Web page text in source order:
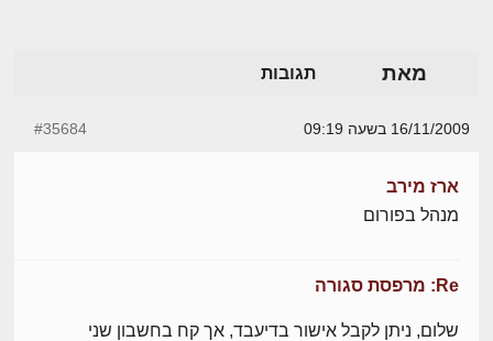
מאת תגובות
16/11/2009 בשעה 09:19 #35684
ארז מירב
מנהל בפורום
Re: מרפסת סגורה
שלום, ניתן לקבל אישור בדיעבד, אך קח בחשבון שני